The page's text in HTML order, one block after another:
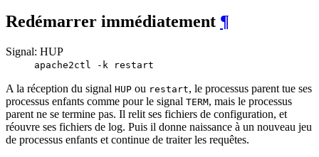
Redémarrer immédiatement ¶
Signal: HUP
apache2ctl -k restart
A la réception du signal HUP ou restart, le processus parent tue ses
processus enfants comme pour le signal TERM, mais le processus
parent ne se termine pas. Il relit ses fichiers de configuration, et
réouvre ses fichiers de log. Puis il donne naissance à un nouveau jeu
de processus enfants et continue de traiter les requêtes.